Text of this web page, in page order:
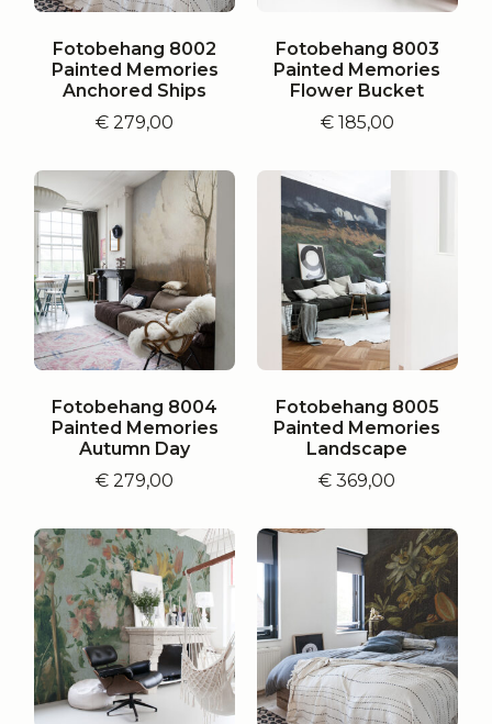
Fotobehang 8002
Painted Memories
Anchored Ships
€ 279,00
Fotobehang 8003
Painted Memories
Flower Bucket
€185,00
Fotobehang 8004
Painted Memories
Autumn Day
€ 279,00
Fotobehang 8005
Painted Memories
Landscape
€ 369,00